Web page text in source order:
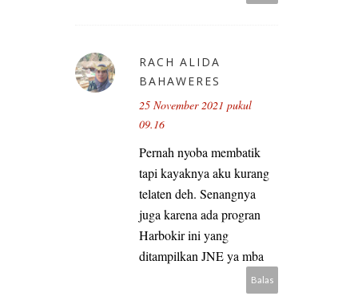
RACH ALIDA
BAHAWERES
25 November 2021 pukul
09.16
Pernah nyoba membatik
tapi kayaknya aku kurang
telaten deh. Senangnya
juga karena ada progran
Harbokir ini yang
ditampilkan JNE ya mba
Balas